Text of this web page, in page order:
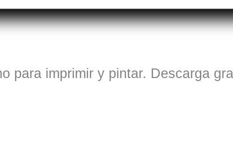
para imprimir y pintar. Descarga